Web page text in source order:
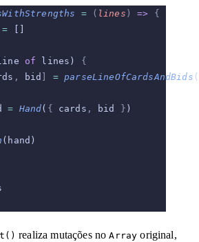
= ( lines ) => {
= []
of lines) {
, bid ] = parseLineOfCardsAndBids
= Hand( { cards , bid } )
(hand)
realiza mutações noArray original,